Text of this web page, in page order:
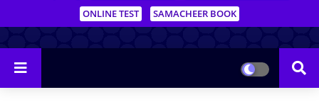
ONLINE TEST
SAMACHEER BOOK